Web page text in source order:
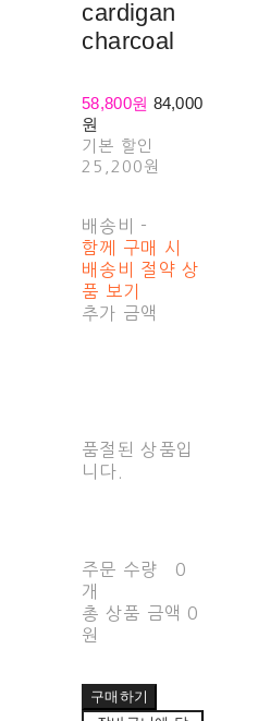
cardigan
charcoal
58,800원 84,000
원
기본 할인
25,200원
배송비 -
함께 구매 시
배송비 절약 상
품 보기
추가 금액
품절된 상품입
니다.
주문 수량
0
개
총 상품 금액 0
원
구매하기